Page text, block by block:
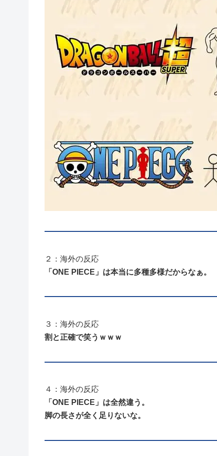
２：海外の反応
「ONE PIECE」は本当に多種多様だからなぁ。
３：海外の反応
割と正確で笑うｗｗｗ
４：海外の反応
「ONE PIECE」は全然違う。
脚の長さが全く足りないな。